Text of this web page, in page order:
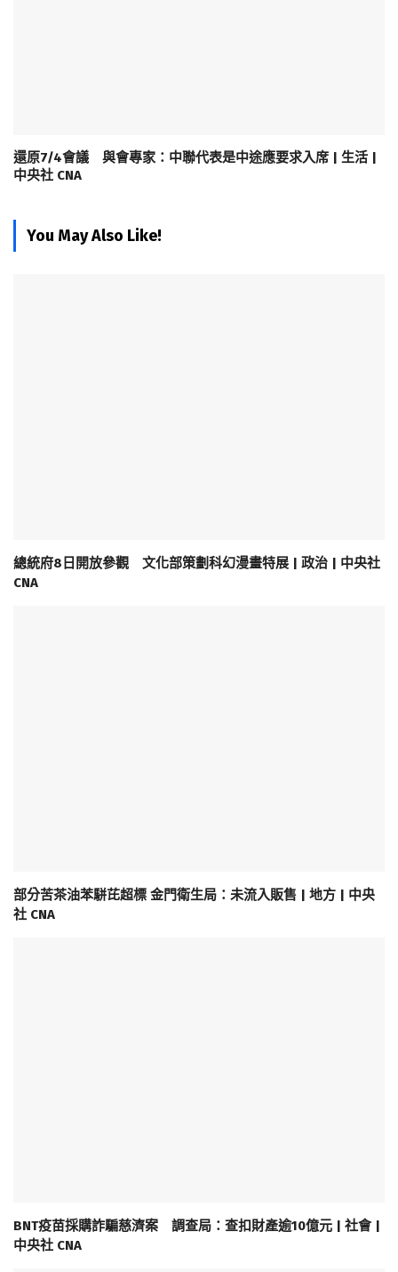
還原7/4會議 與會專家：中聯代表是中途應要求入席 | 生活 |
中央社 CNA
You May Also Like!
總統府8日開放參觀 文化部策劃科幻漫畫特展 | 政治 | 中央社
CNA
部分苦茶油苯駢芘超標 金門衛生局：未流入販售 | 地方 | 中央
社 CNA
BNT疫苗採購詐騙慈濟案 調查局：查扣財產逾10億元 | 社會 |
中央社 CNA